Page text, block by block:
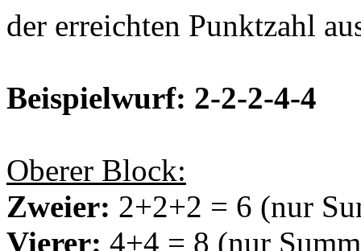
der erreichten Punktzahl
Beispielwurf: 2-2-2-4-4
Oberer Block:
Zweier: 2+2+2 = 6 (nur
Vierer: 4+4 = 8 (nur